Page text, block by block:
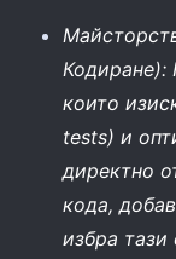
Кодиране):
които
tests) и
директно
кода,
избра